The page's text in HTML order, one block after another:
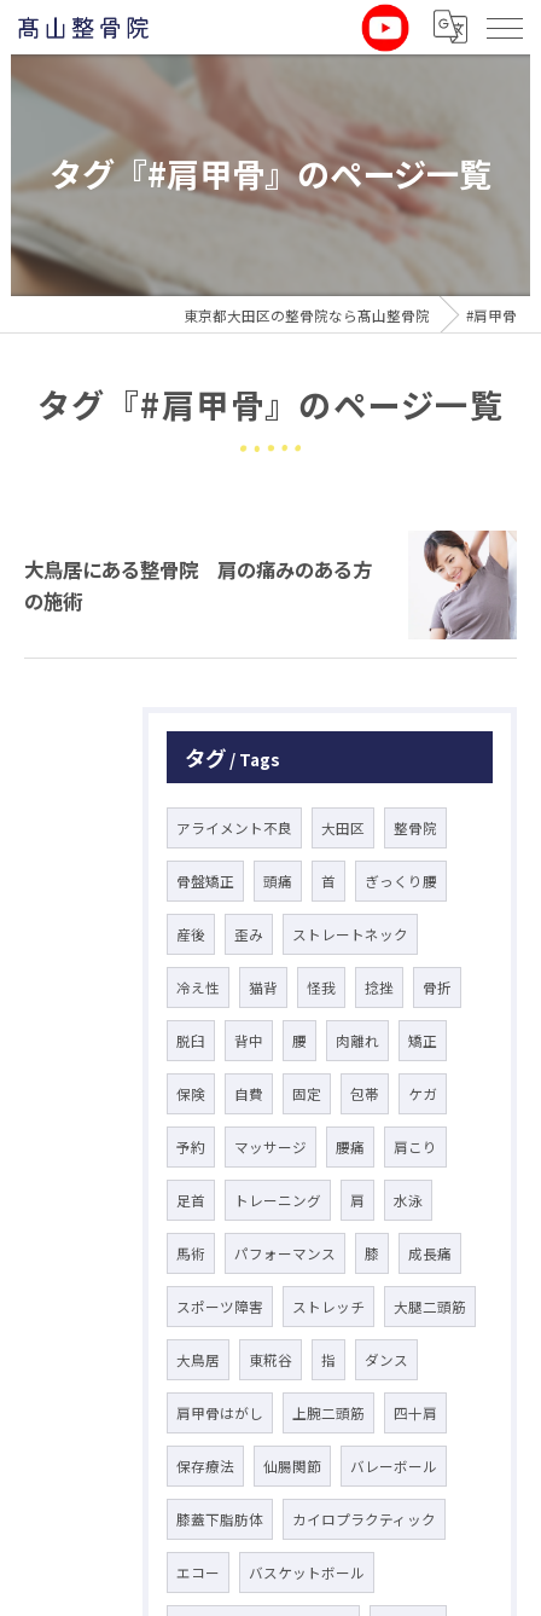
タグ『#肩甲骨』のページ一覧
東京都大田区の整骨院なら髙山整骨院 #肩甲骨
タグ『#肩甲骨』のページ一覧
大鳥居にある整骨院 肩の痛みのある方
の施術
タグ Tags
アライメント不良 大田区 整骨院
骨盤矯正 頭痛 首 ぎっくり腰
産後 歪み ストレートネック
冷え性 猫背 怪我 捻挫 骨折
脱臼 背中 腰 肉離れ 矯正
保険 自費 固定 包帯 ケガ
予約 マッサージ 腰痛 肩こり
足首 トレーニング 肩 水泳
馬術 パフォーマンス 膝 成長痛
スポーツ障害 ストレッチ 大腿二頭筋
大鳥居 東糀谷 指 ダンス
肩甲骨はがし 上腕二頭筋 四十肩
保存療法 仙腸関節 バレーボール
膝蓋下脂肪体 カイロプラクティック
エコー バスケットボール